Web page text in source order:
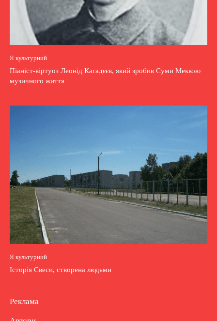
Я культурний
Піаніст-віртуоз Леонід Кагадєєв, який зробив Суми Меккою
музичного життя
Я культурний
Історія Свеси, створена людьми
Реклама